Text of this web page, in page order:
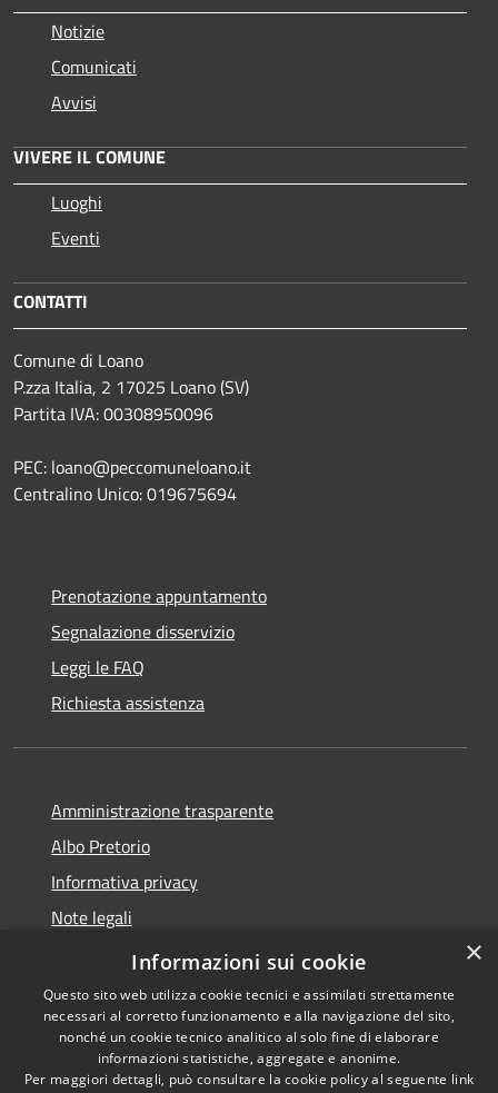
Notizie
Comunicati
Avvisi
VIVERE IL COMUNE
Luoghi
Eventi
CONTATTI
Comune di Loano
P.zza Italia, 2 17025 Loano (SV)
Partita IVA: 00308950096
PEC: loano@peccomuneloano.it
Centralino Unico: 019675694
Prenotazione appuntamento
Segnalazione disservizio
Leggi le FAQ
Richiesta assistenza
Amministrazione trasparente
Albo Pretorio
Informativa privacy
Note legali
Dichiarazione di accessibilità
Copyright © 2026 • Comune di
×
Informazioni sui cookie
Questo sito web utilizza cookie tecnici e assimilati strettamente
necessari al corretto funzionamento e alla navigazione del sito,
nonché un cookie tecnico analitico al solo fine di elaborare
informazioni statistiche, aggregate e anonime.
Per maggiori dettagli, può consultare la cookie policy al seguente link